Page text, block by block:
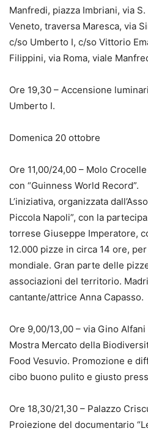
Manfredi, piazza Imbriani, via
Veneto, traversa Maresca, via
c/so Umberto I, c/so Vittorio
Filippini, via Roma, viale
Ore 19,30 – Accensione
Umberto I.
Domenica 20 ottobre
Ore 11,00/24,00 – Molo
con “Guinness World Record”.
L’iniziativa, organizzata
Piccola Napoli”, con la
torrese Giuseppe Imperatore,
12.000 pizze in circa 14 ore,
mondiale. Gran parte delle
associazioni del territorio.
cantante/attrice Anna Capasso.
Ore 9,00/13,00 – via Gino Alfani
Mostra Mercato della
Food Vesuvio. Promozione e
cibo buono pulito e giusto
Ore 18,30/21,30 – Palazzo
Proiezione del documentario